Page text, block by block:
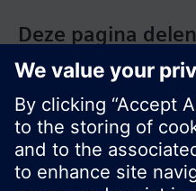
Deze pagina delen